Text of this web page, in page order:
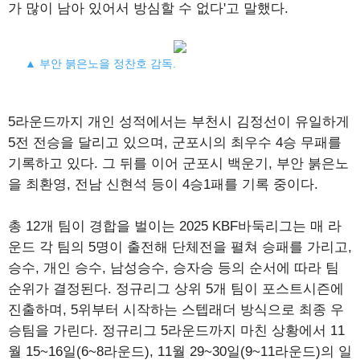
가 많이 남아 있어서 방심할 수 없다'고 말했다.
▲ 부안 붉은노을 정찬호 감독.
5라운드까지 개인 성적에서는 부천시 김정선이 유일하게
5전 전승을 달리고 있으며, 군포시의 최우수 4승 무패를
기록하고 있다. 그 뒤를 이어 군포시 백운기, 부안 붉은노
을 최환영, 전남 신현석 등이 4승1패를 기록 중이다.
총 12개 팀이 경합을 벌이는 2025 KBF바둑리그는 매 라
운드 각 팀의 5명이 출전해 단체전을 펼쳐 승패를 가리고,
승수, 개인 승수, 남성승수, 승자승 등의 순서에 따라 팀
순위가 결정된다. 정규리그 상위 5개 팀이 포스트시즌에
진출하며, 5위부터 시작하는 스텝래더 방식으로 최종 우
승팀을 가린다. 정규리그 5라운드까지 마친 상황에서 11
월 15~16일(6~8라운드), 11월 29~30일(9~11라운드)의 일